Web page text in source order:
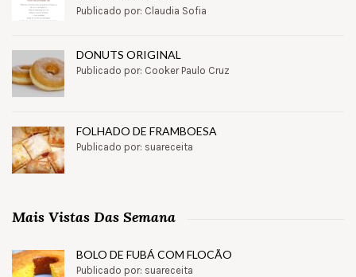
Publicado por: Claudia Sofia
DONUTS ORIGINAL
Publicado por: Cooker Paulo Cruz
FOLHADO DE FRAMBOESA
Publicado por: suareceita
Mais Vistas Das Semana
BOLO DE FUBÁ COM FLOCÃO
Publicado por: suareceita